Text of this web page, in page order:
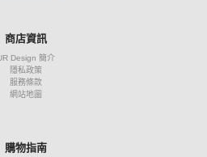
商店資訊
Design 簡介
隱私政策
服務條款
網站地圖
購物指南